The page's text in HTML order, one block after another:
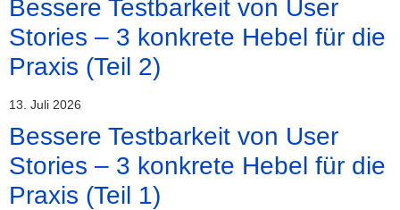
Bessere Testbarkeit von User
Stories – 3 konkrete Hebel für die
Praxis (Teil 2)
13. Juli 2026
Bessere Testbarkeit von User
Stories – 3 konkrete Hebel für die
Praxis (Teil 1)